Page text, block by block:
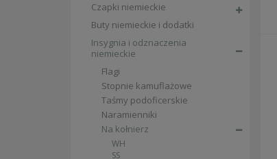
chlebaki i akcesoria
kabury i pokrowce na granatniki
żabki, noże, bagnety i akcesoria
łopatki, toporki i akcesoria
latarki, lornetki, okulary i akcesoria
higiena i sen
HEŁMY NIEMIECKIE I DODATKI
kalkomanie na hełmy
hełmy niemieckie
akcesoria do hełmów
Czapki niemieckie
Buty niemieckie i dodatki
Insygnia i odznaczenia
niemieckie
Flagi
Stopnie kamuflażowe
Taśmy podoficerskie
Naramienniki
Na kołnierz
WH
SS